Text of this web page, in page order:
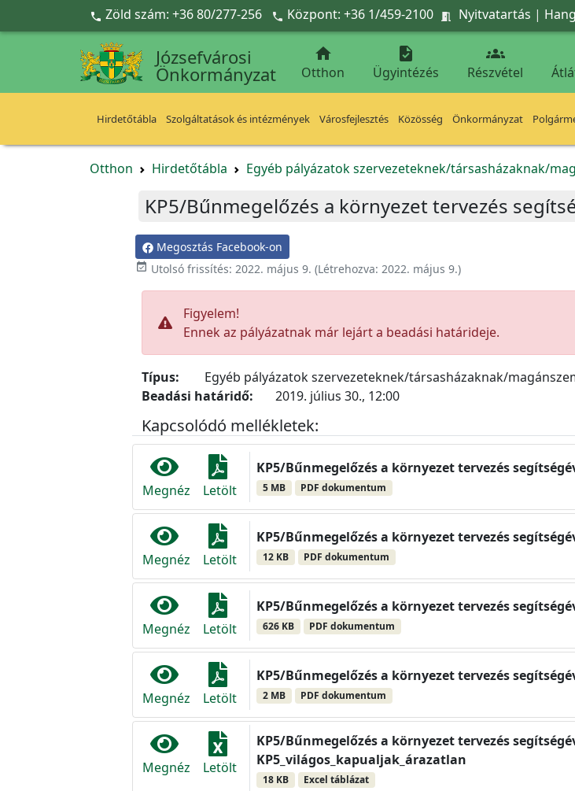
Ugrás a fő tartalomra
 Zöld szám: +36 80/277-256  Központ: +36 1/459-2100  Nyitvatartás |
Józsefvárosi
Önkormányzat

Otthon

Ügyintézés

Részvétel
Hirdetőtábla Szolgáltatások és intézmények Városfejlesztés Közösség Önkormányzat
Otthon Hirdetőtábla Egyéb pályázatok szervezeteknek/társasházaknak/
KP5/Bűnmegelőzés a környezet tervezés
Megosztás Facebook-on
 Utolsó frissítés: 2022. május 9. (Létrehozva: 2022. május 9.)
Figyelem!
Ennek az pályázatnak már lejárt a beadási határideje.
Típus:
Egyéb pályázatok szervezeteknek/társasházaknak/
Beadási határidő:
2019. július 30., 12:00
Kapcsolódó mellékletek:
Megnéz Letölt
KP5/Bűnmegelőzés a környezet tervezés
5 MB PDF dokumentum
Megnéz Letölt
KP5/Bűnmegelőzés a környezet tervezés
12 KB PDF dokumentum
Megnéz Letölt
KP5/Bűnmegelőzés a környezet tervezés
626 KB PDF dokumentum
Megnéz Letölt
KP5/Bűnmegelőzés a környezet tervezés
2 MB PDF dokumentum
Megnéz Letölt
KP5/Bűnmegelőzés a környezet tervezés
KP5_világos_kapualjak_árazatlan
18 KB Excel táblázat